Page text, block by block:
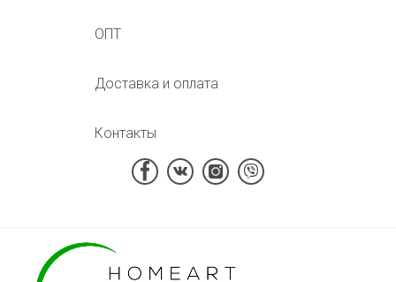
ОПТ
Доставка и оплата
Контакты